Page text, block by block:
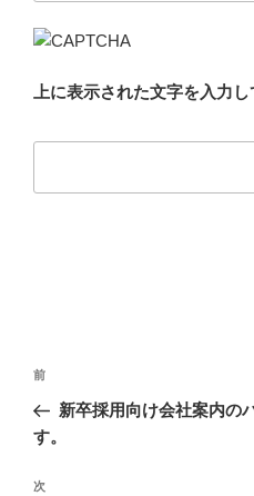
上に表示された文字を入力し
投
ナ
ゲ
前
の
投
前
新卒採用向け会社案内の
す。
次
次